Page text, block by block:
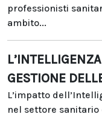
professionisti
ambito...
GESTIONE
L’impatto
nel settore sanitario